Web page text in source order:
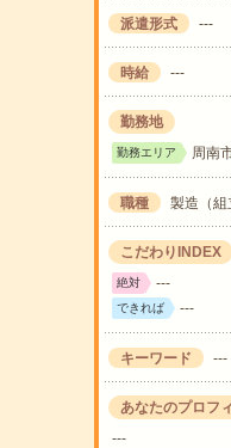
派遣形式 ---
時給 ---
勤務地
勤務エリア 周南
職種 製造（組
こだわりINDEX
絶対 ---
できれば ---
キーワード ---
あなたのプロフ
---